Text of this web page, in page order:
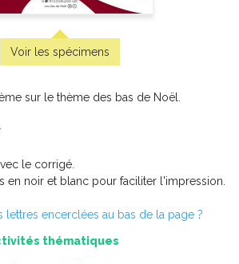
Voir les spécimens
sur le thème des bas de Noël.
le corrigé.
en noir et blanc pour faciliter l'impression.
lettres encerclées au bas de la page ?
thématiques